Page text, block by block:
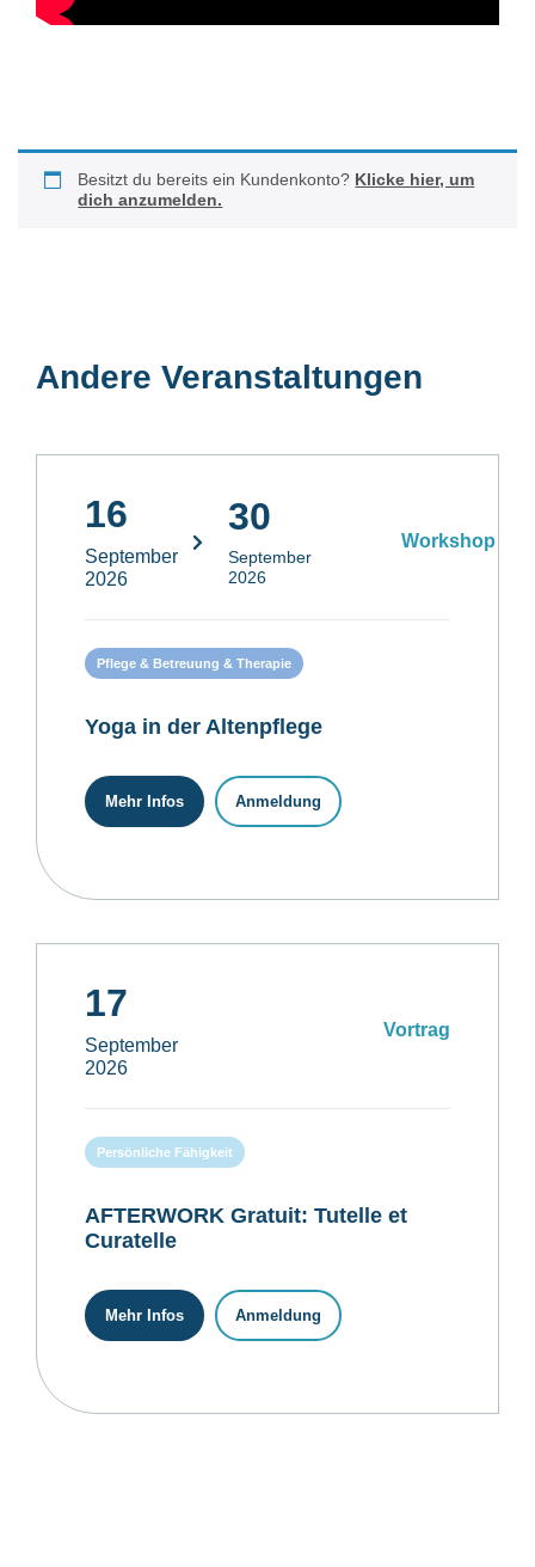
Besitzt du bereits ein Kundenkonto? Klicke hier, um
dich anzumelden.
Andere Veranstaltungen
16
September
2026
30
September
2026
Workshop
Pflege & Betreuung & Therapie
Yoga in der Altenpflege
Mehr Infos Anmeldung
17
September
2026
Vortrag
Persönliche Fähigkeit
AFTERWORK Gratuit: Tutelle et
Curatelle
Mehr Infos Anmeldung